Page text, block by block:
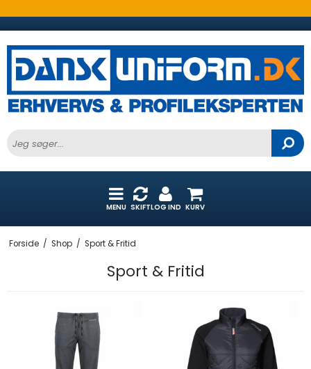
MENU SKIFTLOG IND KURV
Forside / Shop / Sport & Fritid
Sport & Fritid